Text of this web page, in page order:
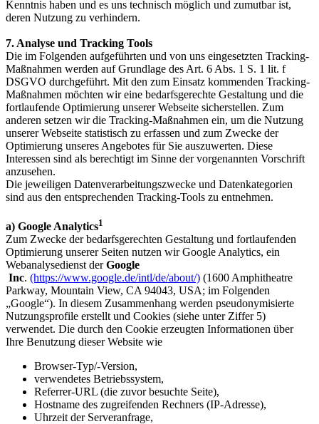
Kenntnis haben und es uns technisch möglich und zumutbar ist,
deren Nutzung zu verhindern.
7. Analyse und Tracking Tools
Die im Folgenden aufgeführten und von uns eingesetzten Tracking-
Maßnahmen werden auf Grundlage des Art. 6 Abs. 1 S. 1 lit. f
DSGVO durchgeführt. Mit den zum Einsatz kommenden Tracking-
Maßnahmen möchten wir eine bedarfsgerechte Gestaltung und die
fortlaufende Optimierung unserer Webseite sicherstellen. Zum
anderen setzen wir die Tracking-Maßnahmen ein, um die Nutzung
unserer Webseite statistisch zu erfassen und zum Zwecke der
Optimierung unseres Angebotes für Sie auszuwerten. Diese
Interessen sind als berechtigt im Sinne der vorgenannten Vorschrift
anzusehen.
Die jeweiligen Datenverarbeitungszwecke und Datenkategorien
sind aus den entsprechenden Tracking-Tools zu entnehmen.
a) Google Analytics1
Zum Zwecke der bedarfsgerechten Gestaltung und fortlaufenden
Optimierung unserer Seiten nutzen wir Google Analytics, ein
Webanalysedienst derGoogle
Inc. (https://www.google.de/intl/de/about/) (1600 Amphitheatre
Parkway, Mountain View, CA 94043, USA; im Folgenden
„Google“). In diesem Zusammenhang werden pseudonymisierte
Nutzungsprofile erstellt und Cookies (siehe unter Ziffer 5)
verwendet. Die durch den Cookie erzeugten Informationen über
Ihre Benutzung dieser Website wie
Browser-Typ/-Version,
verwendetes Betriebssystem,
Referrer-URL (die zuvor besuchte Seite),
Hostname des zugreifenden Rechners (IP-Adresse),
Uhrzeit der Serveranfrage,